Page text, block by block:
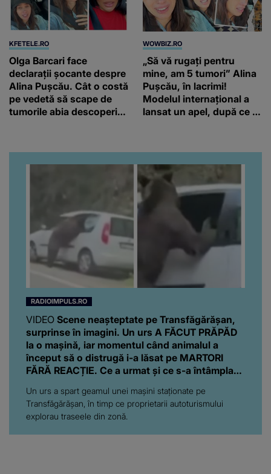
KFETELE.RO
Olga Barcari face
declarații șocante despre
Alina Pușcău. Cât o costă
pe vedetă să scape de
tumorile abia descoperite
fonduri.”
WOWBIZ.RO
„Să vă rugați pentru
mine, am 5 tumori” Alina
Pușcău, în lacrimi!
Modelul internațional a
lansat un apel, după ce a
RADIOIMPULS.RO
VIDEO Scene neașteptate pe Transfăgărășan,
surprinse în imagini. Un urs A FĂCUT PRĂPĂD
la o mașină, iar momentul când animalul a
început să o distrugă i-a lăsat pe MARTORI
FĂRĂ REACȚIE. Ce a urmat și ce s-a întâmplat
Un urs a spart geamul unei mașini staționate pe
Transfăgărășan, în timp ce proprietarii autoturismului
explorau traseele din zonă.